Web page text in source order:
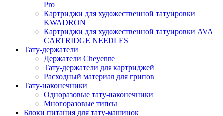
Pro
Картриджи для художественной татуировки
KWADRON
Картриджи для художественной татуировки AVA
CARTRIDGE NEEDLES
Тату-держатели
Держатели Cheyenne
Тату-держатели для картриджей
Расходный материал для грипов
Тату-наконечники
Одноразовые тату-наконечники
Многоразовые типсы
Блоки питания для тату-машинок